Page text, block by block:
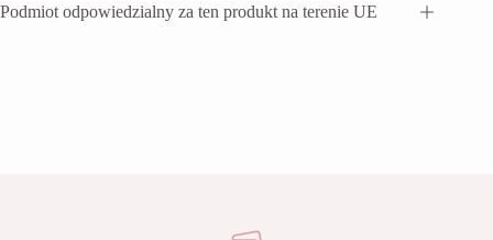
Podmiot odpowiedzialny za ten produkt na terenie UE